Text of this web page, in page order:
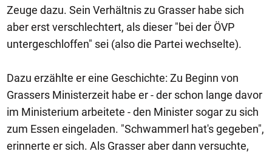
Zeuge dazu. Sein Verhältnis zu Grasser habe sich
aber erst verschlechtert, als dieser "bei der ÖVP
untergeschloffen" sei (also die Partei wechselte).
Dazu erzählte er eine Geschichte: Zu Beginn von
Grassers Ministerzeit habe er - der schon lange davor
im Ministerium arbeitete - den Minister sogar zu sich
zum Essen eingeladen. "Schwammerl hat's gegeben",
erinnerte er sich. Als Grasser aber dann versuchte,